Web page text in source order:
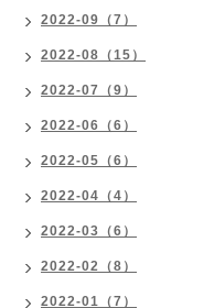
2022-09（7）
2022-08（15）
2022-07（9）
2022-06（6）
2022-05（6）
2022-04（4）
2022-03（6）
2022-02（8）
2022-01（7）